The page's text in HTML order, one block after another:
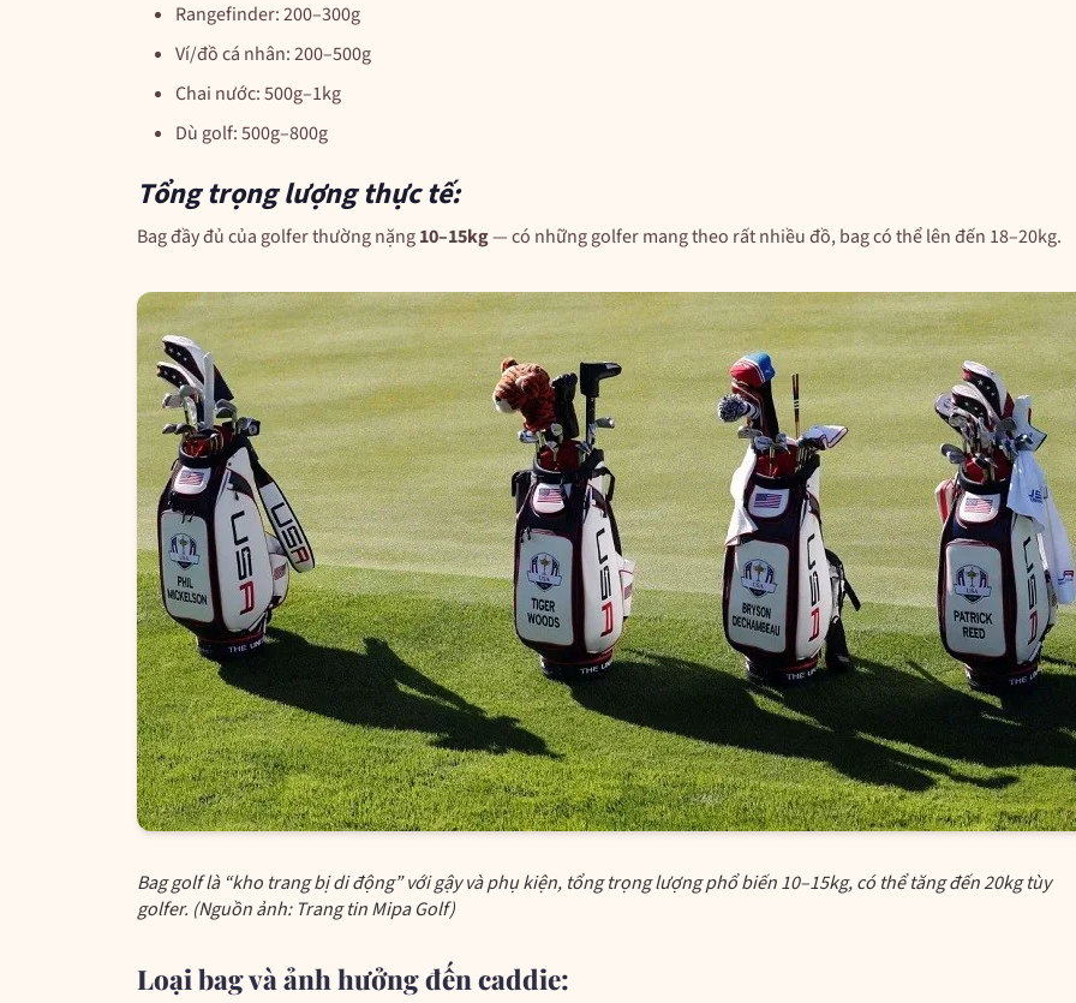
Rangefinder: 200–300g
Ví/đồ cá nhân: 200–500g
Chai nước: 500g–1kg
Dù golf: 500g–800g
Tổng trọng lượng thực tế:
Bag đầy đủ của golfer thường nặng10–15kg— có những golfer mang theo rất nhiều đồ, bag có thể lên đến 18–20kg.
Bag golf là “kho trang bị di động” với gậy và phụ kiện, tổng trọng lượng phổ biến 10–15kg, có thể tăng đến 20kg tùy
golfer. (Nguồn ảnh: Trang tin Mipa Golf)
Loại bag và ảnh hưởng đến caddie: